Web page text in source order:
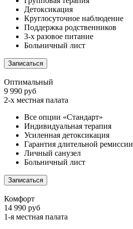
Детоксикация
Круглосуточное наблюдение
Поддержка родственников
3-х разовое питание
Больничный лист
Записаться
Оптимальный
9 990 руб
2-х местная палата
Все опции «Стандарт»
Индивидуальная терапия
Усиленная детоксикация
Гарантия длительной ремиссии
Личный санузел
Больничный лист
Записаться
Комфорт
14 990 руб
1-я местная палата